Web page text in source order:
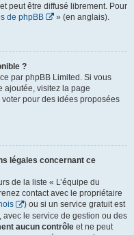
peut être diffusé librement. Pour
de phpBB » (en anglais).
?
par phpBB Limited. Si vous
ajoutée, visitez la page
pour des idées proposées
légales concernant ce
de la liste « L’équipe du
contact avec le propriétaire
) ou si un service gratuit est
avec le service de gestion ou des
aucun contrôle et ne peut